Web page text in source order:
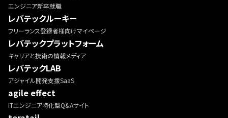
エンジニア新卒就職
レバテックルーキー
フリーランス登録者様向けマイページ
レバテックプラットフォーム
キャリアと技術の情報メディア
レバテックLAB
アジャイル開発支援SaaS
agile effect
ITエンジニア特化型Q&Aサイト